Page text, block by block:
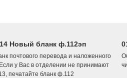
Новый бланк ф.112эп
почтового перевода и наложенного
у Вас в отделении не принимают
печатайте бланк ф.112